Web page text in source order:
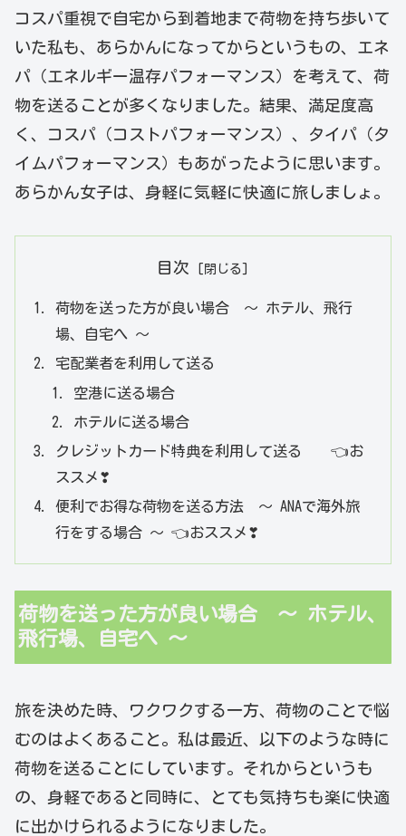
コスパ重視で自宅から到着地まで荷物を持ち歩いて
いた私も、あらかんになってからというもの、エネ
パ（エネルギー温存パフォーマンス）を考えて、荷
物を送ることが多くなりました。結果、満足度高
く、コスパ（コストパフォーマンス）、タイパ（タ
イムパフォーマンス）もあがったように思います。
あらかん女子は、身軽に気軽に快適に旅しましょ。
目次
荷物を送った方が良い場合 ～ ホテル、飛行
場、自宅へ ～
宅配業者を利用して送る
空港に送る場合
ホテルに送る場合
クレジットカード特典を利用して送る 👈お
ススメ❣
便利でお得な荷物を送る方法 ～ ANAで海外旅
行をする場合 ～ 👈おススメ❣
荷物を送った方が良い場合 ～ ホテル、
飛行場、自宅へ ～
旅を決めた時、ワクワクする一方、荷物のことで悩
むのはよくあること。私は最近、以下のような時に
荷物を送ることにしています。それからというも
の、身軽であると同時に、とても気持ちも楽に快適
に出かけられるようになりました。